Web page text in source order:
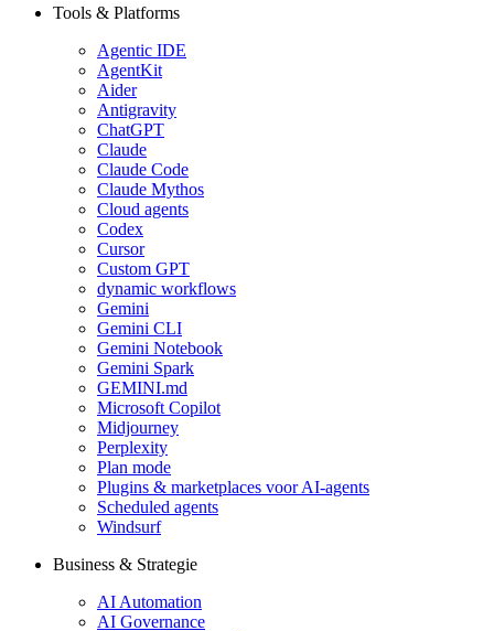
Tools & Platforms
Agentic IDE
AgentKit
Aider
Antigravity
ChatGPT
Claude
Claude Code
Claude Mythos
Cloud agents
Codex
Cursor
Custom GPT
dynamic workflows
Gemini
Gemini CLI
Gemini Notebook
Gemini Spark
GEMINI.md
Microsoft Copilot
Midjourney
Perplexity
Plan mode
Plugins & marketplaces voor AI-agents
Scheduled agents
Windsurf
Business & Strategie
AI Automation
AI Governance